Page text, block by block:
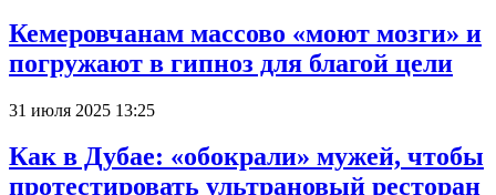
Кемеровчанам массово «моют мозги» и
погружают в гипноз для благой цели
31 июля 2025 13:25
Как в Дубае: «обокрали» мужей, чтобы
протестировать ультрановый ресторан